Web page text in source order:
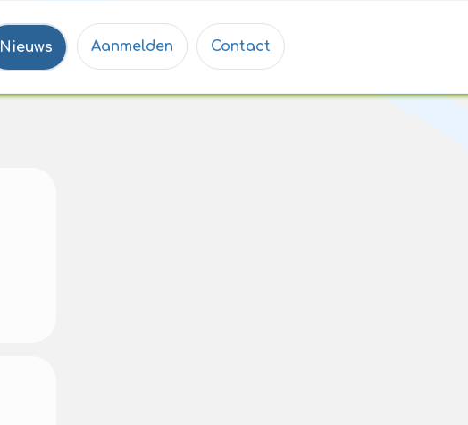
Nieuws Aanmelden Contact